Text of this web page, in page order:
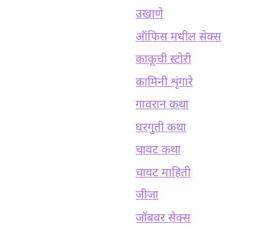
उखाणे
ऑफिस मधील सेक्स
काकूची स्टोरी
कामिनी शृंगारे
गावरान कथा
घरगुती कथा
चावट कथा
चावट माहिती
जीजा
जॉबवर सेक्स